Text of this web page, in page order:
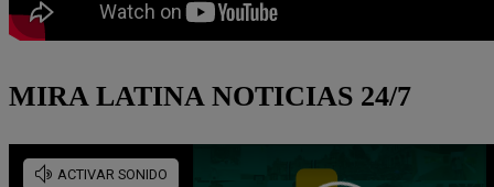
MIRA LATINA NOTICIAS 24/7